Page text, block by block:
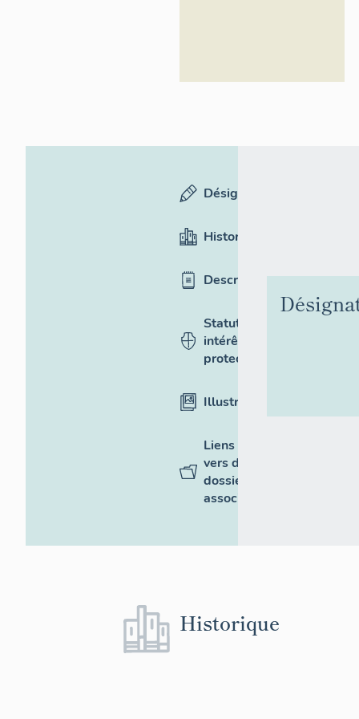
Désignation
Historique
Description
Statut,
intérêt et
protection
Illustrations
Liens
vers des
dossiers
associés
Historique